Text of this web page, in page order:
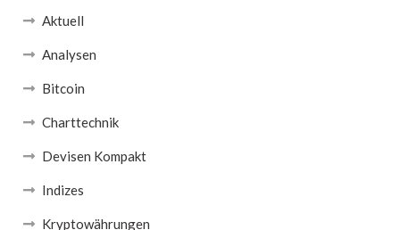
Aktuell
Analysen
Bitcoin
Charttechnik
Devisen Kompakt
Indizes
Kryptowährungen